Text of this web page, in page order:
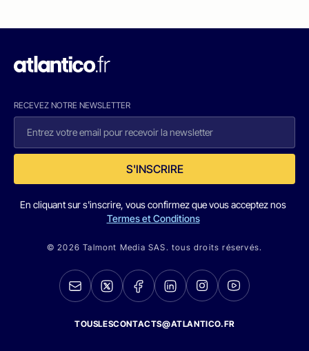
RECEVEZ NOTRE NEWSLETTER
S'INSCRIRE
En cliquant sur s'inscrire, vous confirmez que vous acceptez nos
Termes et Conditions
© 2026 Talmont Media SAS. tous droits réservés.
TOUSLESCONTACTS@ATLANTICO.FR